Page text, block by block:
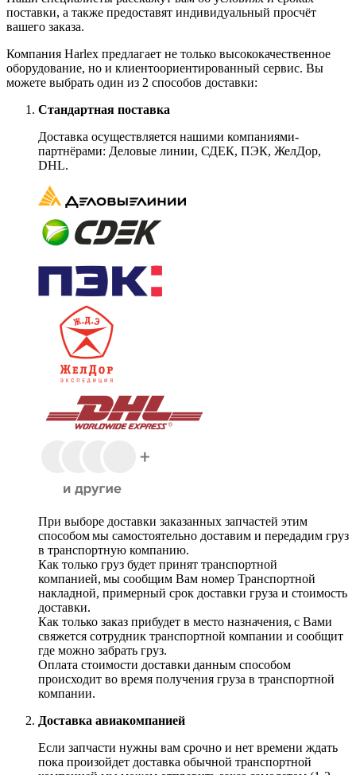
поставки, а также предоставят индивидуальный просчёт
вашего заказа.
Компания Harlex предлагает не только высококачественное
оборудование, но и клиентоориентированный сервис. Вы
можете выбрать один из 2 способов доставки:
Стандартная поставка
Доставка осуществляется нашими компаниями-
партнёрами: Деловые линии, СДЕК, ПЭК, ЖелДор,
DHL.
При выборе доставки заказанных запчастей этим
способом мы самостоятельно доставим и передадим груз
в транспортную компанию.
Как только груз будет принят транспортной
компанией, мы сообщим Вам номер Транспортной
накладной, примерный срок доставки груза и стоимость
доставки.
Как только заказ прибудет в место назначения, с Вами
свяжется сотрудник транспортной компании и сообщит
где можно забрать груз.
Оплата стоимости доставки данным способом
происходит во время получения груза в транспортной
компании.
Доставка авиакомпанией
Если запчасти нужны вам срочно и нет времени ждать
пока произойдет доставка обычной транспортной